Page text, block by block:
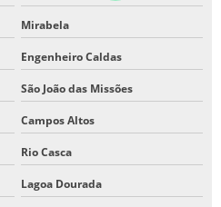
Mirabela
Engenheiro Caldas
São João das Missões
Campos Altos
Rio Casca
Lagoa Dourada